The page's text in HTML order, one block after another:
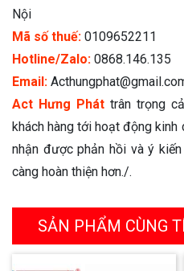
Nội
Mã số thuế: 0109652211
Hotline/Zalo: 0868.146.135
Email:
Act Hưng Phát trân trọng
khách hàng tới hoạt động kinh
nhận được phản hồi và ý
càng hoàn thiện hơn./.
SẢN PHẨM CÙNG